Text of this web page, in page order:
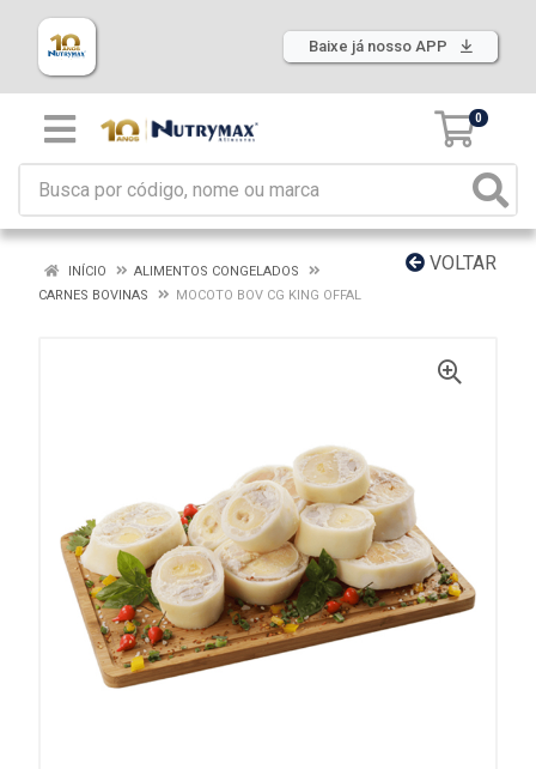
Baixe já nosso APP
0
VOLTAR
INÍCIO
ALIMENTOS CONGELADOS
CARNES BOVINAS
MOCOTO BOV CG KING OFFAL